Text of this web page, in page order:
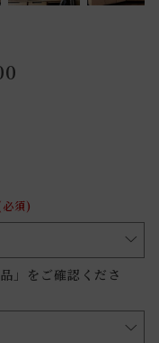
須)
」をご確認くださ